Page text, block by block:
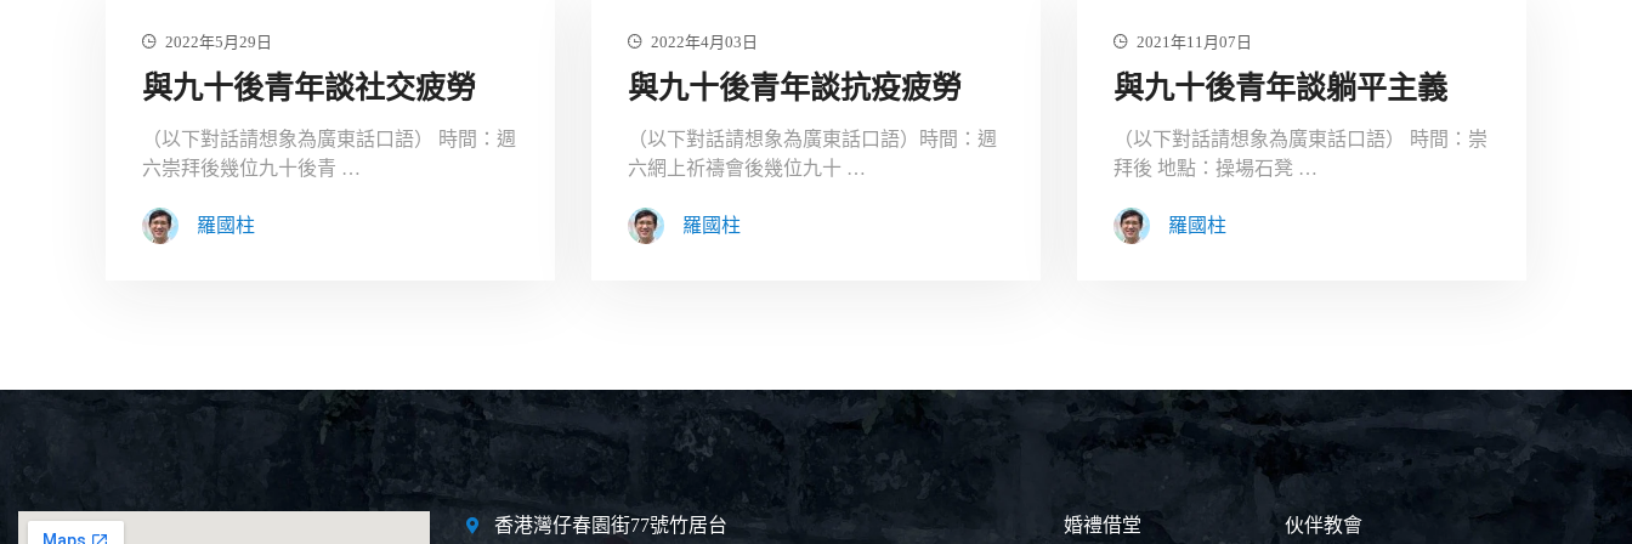
2022年5月29日
與九十後青年談社交疲勞
（以下對話請想象為廣東話口語） 時間：週
六崇拜後幾位九十後青 …
羅國柱
2022年4月03日
與九十後青年談抗疫疲勞
（以下對話請想象為廣東話口語）時間：週
六網上祈禱會後幾位九十 …
羅國柱
2021年11月07日
與九十後青年談躺平主義
（以下對話請想象為廣東話口語） 時間：崇
拜後 地點：操場石凳 …
羅國柱
香港灣仔春園街77號竹居台 婚禮借堂 伙伴教會